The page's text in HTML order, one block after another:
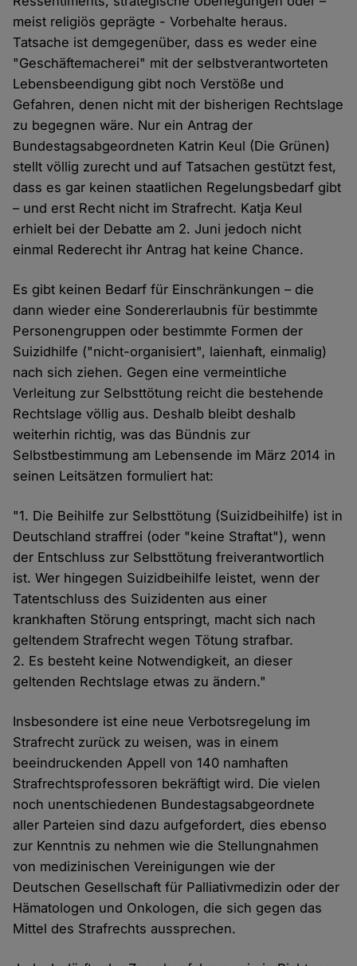
meist religiös geprägte - Vorbehalte heraus.
Tatsache ist demgegenüber, dass es weder eine
"Geschäftemacherei" mit der selbstverantworteten
Lebensbeendigung gibt noch Verstöße und
Gefahren, denen nicht mit der bisherigen Rechtslage
zu begegnen wäre. Nur ein Antrag der
Bundestagsabgeordneten Katrin Keul (Die Grünen)
stellt völlig zurecht und auf Tatsachen gestützt fest,
dass es gar keinen staatlichen Regelungsbedarf gibt
– und erst Recht nicht im Strafrecht. Katja Keul
erhielt bei der Debatte am 2. Juni jedoch nicht
einmal Rederecht ihr Antrag hat keine Chance.
Es gibt keinen Bedarf für Einschränkungen – die
dann wieder eine Sondererlaubnis für bestimmte
Personengruppen oder bestimmte Formen der
Suizidhilfe ("nicht-organisiert", laienhaft, einmalig)
nach sich ziehen. Gegen eine vermeintliche
Verleitung zur Selbsttötung reicht die bestehende
Rechtslage völlig aus. Deshalb bleibt deshalb
weiterhin richtig, was das Bündnis zur
Selbstbestimmung am Lebensende im März 2014 in
seinen Leitsätzen formuliert hat:
"1. Die Beihilfe zur Selbsttötung (Suizidbeihilfe) ist in
Deutschland straffrei (oder "keine Straftat"), wenn
der Entschluss zur Selbsttötung freiverantwortlich
ist. Wer hingegen Suizidbeihilfe leistet, wenn der
Tatentschluss des Suizidenten aus einer
krankhaften Störung entspringt, macht sich nach
geltendem Strafrecht wegen Tötung strafbar.
2. Es besteht keine Notwendigkeit, an dieser
geltenden Rechtslage etwas zu ändern."
Insbesondere ist eine neue Verbotsregelung im
Strafrecht zurück zu weisen, was in einem
beeindruckenden Appell von 140 namhaften
Strafrechtsprofessoren bekräftigt wird. Die vielen
noch unentschiedenen Bundestagsabgeordnete
aller Parteien sind dazu aufgefordert, dies ebenso
zur Kenntnis zu nehmen wie die Stellungnahmen
von medizinischen Vereinigungen wie der
Deutschen Gesellschaft für Palliativmedizin oder der
Hämatologen und Onkologen, die sich gegen das
Mittel des Strafrechts aussprechen.